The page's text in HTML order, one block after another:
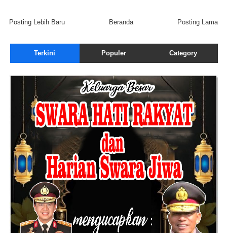
Posting Lebih Baru Posting Lama
Beranda
Terkini Populer Category